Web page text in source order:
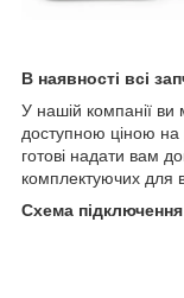
В наявності всі
У нашій компанії
доступною ціною на
готові надати вам
комплектуючих для
Схема